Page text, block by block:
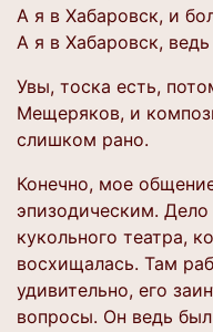
А я в Хабаровск, и
А я в Хабаровск,
Увы, тоска есть,
Мещеряков, и
слишком рано.
Конечно, мое
эпизодическим.
кукольного театра,
восхищалась. Там
удивительно, его
вопросы. Он ведь